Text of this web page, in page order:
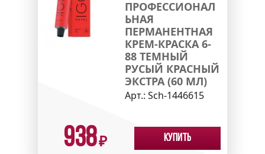
ПРОФЕССИОНАЛ
ЬНАЯ
ПЕРМАНЕНТНАЯ
КРЕМ-КРАСКА 6-
88 ТЕМНЫЙ
РУСЫЙ КРАСНЫЙ
ЭКСТРА (60 МЛ)
Арт.: Sch-1446615
938₽ Купить